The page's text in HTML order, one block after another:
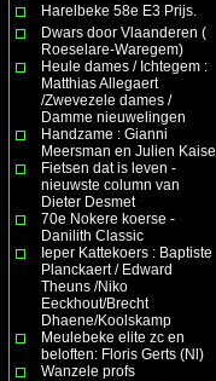
Harelbeke 58e E3 Prijs.
Dwars door Vlaanderen (
Roeselare-Waregem)
Heule dames / Ichtegem :
Matthias Allegaert
/Zwevezele dames /
Damme nieuwelingen
Handzame : Gianni
Meersman en Julien Kaise
Fietsen dat is leven -
nieuwste column van
Dieter Desmet
70e Nokere koerse -
Danilith Classic
Ieper Kattekoers : Baptiste
Planckaert / Edward
Theuns /Niko
Eeckhout/Brecht
Dhaene/Koolskamp
Meulebeke elite zc en
beloften: Floris Gerts (Nl)
Wanzele profs